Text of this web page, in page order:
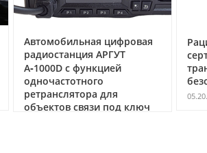
Рация Аргут А‑73 UHF с
сертификатом
транспортной
безопасности СТБ 969
05.20.2026